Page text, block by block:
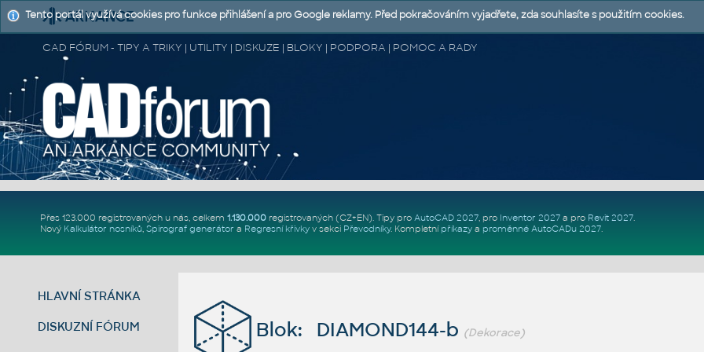
CAD FÓRUM - TIPY A TRIKY | UTILITY | DISKUZE | BLOKY | PODPORA | POMOC A RADY
Přes 123.000 registrovaných u nás, celkem 1.130.000registrovaných (CZ+EN). Tipy pro AutoCAD 2027, pro Inventor 2027a pro Revit 2027.
Nový Kalkulátor nosníků, Spirograf generátor a Regresní křivkyv sekci Převodníky. Kompletní příkazya proměnné AutoCADu 2027.
HLAVNÍ STRÁNKA
DISKUZNÍ FÓRUM Blok: DIAMOND144-b (Dekorace)
Tento portál využívá cookies pro funkce přihlášení a pro Google reklamy. Před pokračováním vyjadřete, zda souhlasíte s použitím cookies.